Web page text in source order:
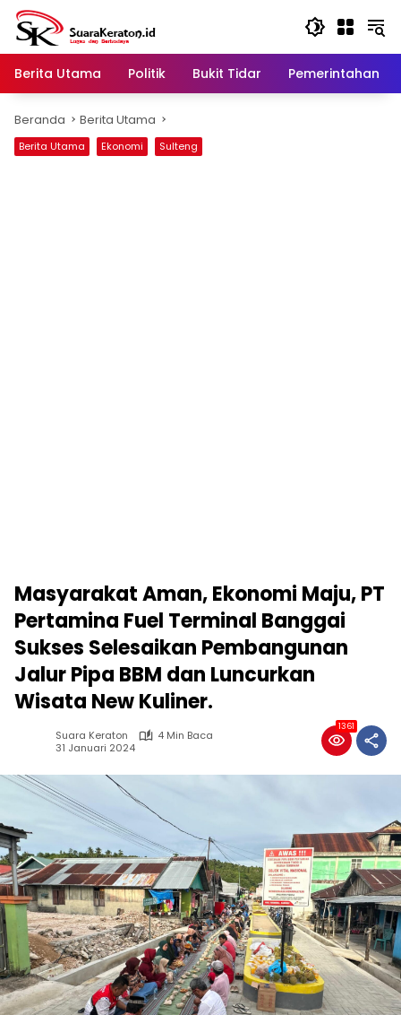
Langsung
konten
Berita Utama
Politik Bukit Tidar Pemerintahan
Beranda Berita Utama
Berita Utama Ekonomi Sulteng
Masyarakat Aman, Ekonomi Maju, PT
Pertamina Fuel Terminal Banggai
Sukses Selesaikan Pembangunan
Jalur Pipa BBM dan Luncurkan
Wisata New Kuliner.
Suara Keraton
4 Min Baca
31 Januari 2024
1361